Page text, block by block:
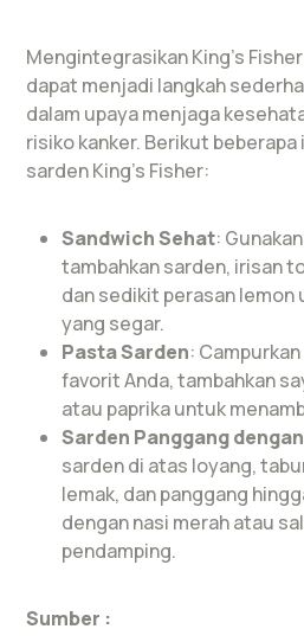
Mengintegrasikan King’s
dapat menjadi langkah
dalam upaya menjaga
risiko kanker. Berikut
sarden King’s Fisher:
Sandwich Sehat:
tambahkan sarden, irisan
dan sedikit perasan lemon
yang segar.
Pasta Sarden:
favorit Anda, tambahkan
atau paprika untuk
Sarden Panggang
sarden di atas loyang,
lemak, dan panggang
dengan nasi merah atau
pendamping.
Sumber :